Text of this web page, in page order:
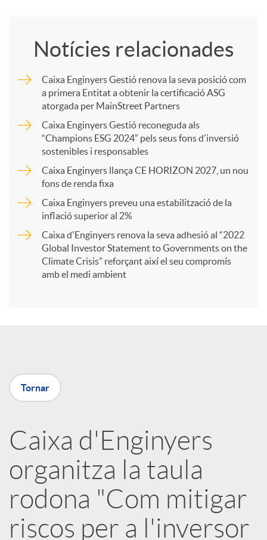
m
r
X
a
r
x
e
Notícies relacionades
Caixa Enginyers Gestió renova la seva posició com
a primera Entitat a obtenir la certificació ASG
atorgada per MainStreet Partners
Caixa Enginyers Gestió reconeguda als
“Champions ESG 2024” pels seus fons d'inversió
sostenibles i responsables
Caixa Enginyers llança CE HORIZON 2027, un nou
fons de renda fixa
Caixa Enginyers preveu una estabilització de la
inflació superior al 2%
Caixa d'Enginyers renova la seva adhesió al “2022
Global Investor Statement to Governments on the
Climate Crisis” reforçant així el seu compromís
amb el medi ambient
Tornar
Caixa d'Enginyers
organitza la taula
rodona "Com mitigar
riscos per a l'inversor